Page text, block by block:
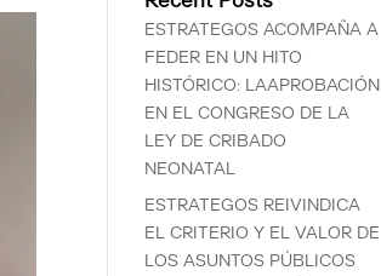
ESTRATEGOS ACOMPAÑA A
FEDER EN UN HITO
HISTÓRICO: LAAPROBACIÓN
EN EL CONGRESO DE LA
LEY DE CRIBADO
NEONATAL
ESTRATEGOS REIVINDICA
EL CRITERIO Y EL VALOR DE
LOS ASUNTOS PÚBLICOS